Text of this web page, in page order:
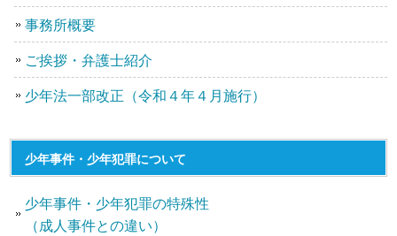
事務所概要
ご挨拶・弁護士紹介
少年法一部改正（令和４年４月施行）
少年事件・少年犯罪について
少年事件・少年犯罪の特殊性
（成人事件との違い）